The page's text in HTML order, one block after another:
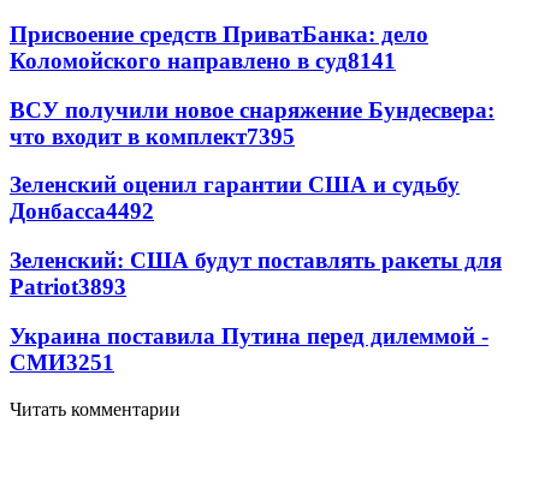
Присвоение средств ПриватБанка: дело
Коломойского направлено в суд8141
ВСУ получили новое снаряжение Бундесвера:
что входит в комплект7395
Зеленский оценил гарантии США и судьбу
Донбасса4492
Зеленский: США будут поставлять ракеты для
Patriot3893
Украина поставила Путина перед дилеммой -
СМИ3251
Читать комментарии